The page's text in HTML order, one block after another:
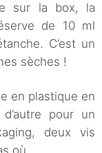
sur la box, la
de 10 ml
C’est un
sèches !
en plastique en
pour un
deux vis